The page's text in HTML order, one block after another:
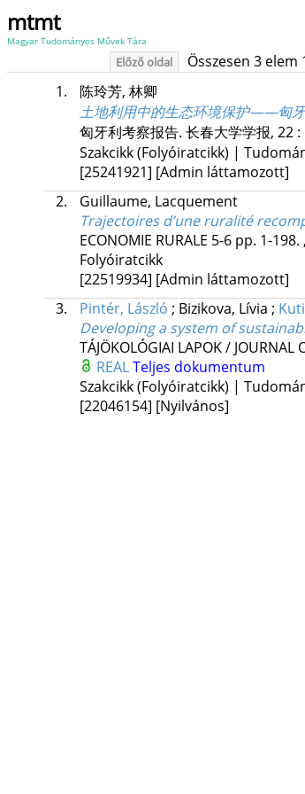
mtmt
Magyar Tudományos Művek Tára
Előző oldal Összesen 3
1.
陈玲芳, 林卿
土地利用中的生态环境保护——匈
匈牙利考察报告. 长春大学学报, 22:
Szakcikk (Folyóiratcikk) |
[25241921] [Admin láttamozott]
2.
Guillaume, Lacquement
Trajectoires d’une ruralité
ECONOMIE RURALE 5-6 pp. 1-198.
Folyóiratcikk
[22519934] [Admin láttamozott]
3.
Pintér, László ; Bizikova, Lívia ;
Developing a system of
TÁJÖKOLÓGIAI LAPOK / JOURNAL
REALTeljes dokumentum
Szakcikk (Folyóiratcikk) |
[22046154] [Nyilvános]